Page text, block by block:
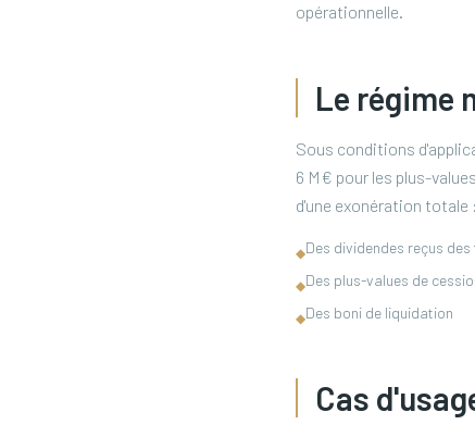
opérationnelle.
Le régime
Sous conditions
6 M€ pour les plus-
d'une exonération totale :
◆Des dividendes reçus des
◆Des plus-values de
◆Des boni de liquidation
Cas